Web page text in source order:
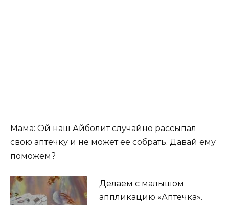
Мама: Ой наш Айболит случайно рассыпал
свою аптечку и не может ее собрать. Давай ему
поможем?
Делаем с малышом
аппликацию «Аптечка».